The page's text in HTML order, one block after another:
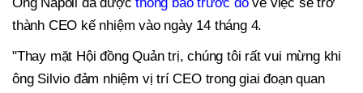
thành CEO kế nhiệm vào ngày 14 tháng 4.
"Thay mặt Hội đồng Quản trị, chúng tôi rất vui mừng khi
ông Silvio đảm nhiệm vị trí CEO trong giai đoạn quan